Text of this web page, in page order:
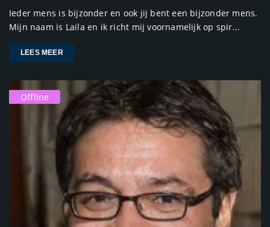
Ieder mens is bijzonder en ook jij bent een bijzonder mens.
Mijn naam is Laila en ik richt mij voornamelijk op spir...
LEES MEER
Offline